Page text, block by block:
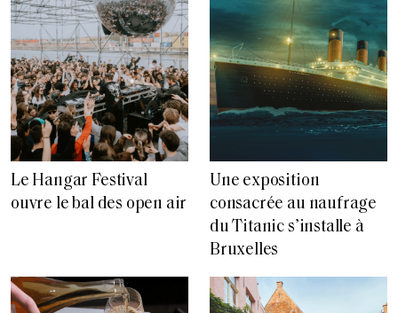
Le Hangar Festival
ouvre le bal des open air
Une exposition
consacrée au naufrage
du Titanic s’installe à
Bruxelles